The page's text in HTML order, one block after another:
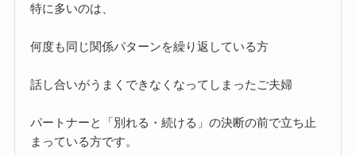
特に多いのは、
何度も同じ関係パターンを繰り返している方
話し合いがうまくできなくなってしまったご夫婦
パートナーと「別れる・続ける」の決断の前で立ち止
まっている方です。